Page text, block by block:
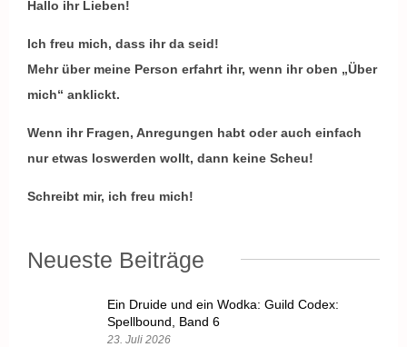
Hallo ihr Lieben!
Ich freu mich, dass ihr da seid!
Mehr über meine Person erfahrt ihr, wenn ihr oben „Über
mich“ anklickt.
Wenn ihr Fragen, Anregungen habt oder auch einfach
nur etwas loswerden wollt, dann keine Scheu!
Schreibt mir, ich freu mich!
Neueste Beiträge
Ein Druide und ein Wodka: Guild Codex:
Spellbound, Band 6
23. Juli 2026